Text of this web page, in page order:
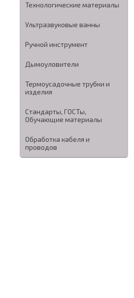
Технологические материалы
Ультразвуковые ванны
Ручной инструмент
Дымоуловители
Термоусадочные трубки и
изделия
Стандарты, ГОСТы,
Обучающие материалы
Обработка кабеля и
проводов